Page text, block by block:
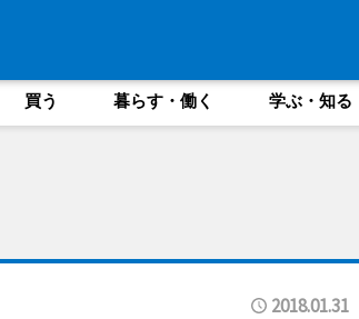
買う 暮らす・働く 学ぶ・知る
2018.01.31